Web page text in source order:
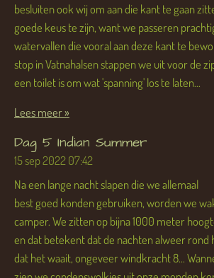
besluiten ook wij om aan die kant te gaan
goede keus te zijn, want we passeren
watervallen die vooral aan deze kant te
stop in Vatnahalsen stappen we uit voor de
een toilet is om wat 'spanning' los te laten...
Lees meer »
Dag 5 Indian Summer
15 sep 202207:42
Na een lange nacht slapen die we allemaal
best goed konden gebruiken, worden we
camper. We zitten op bijna 1000 meter
en dat betekent dat de nachten alweer rond
dat het waait, ongeveer windkracht 8...